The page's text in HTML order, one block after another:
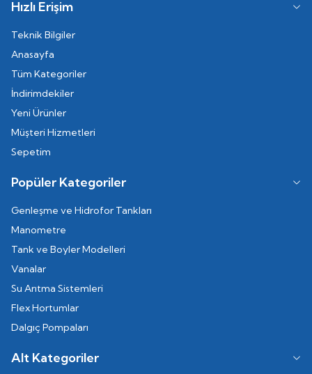
Hızlı Erişim
Teknik Bilgiler
Anasayfa
Tüm Kategoriler
İndirimdekiler
Yeni Ürünler
Müşteri Hizmetleri
Sepetim
Popüler Kategoriler
Genleşme ve Hidrofor Tankları
Manometre
Tank ve Boyler Modelleri
Vanalar
Su Arıtma Sistemleri
Flex Hortumlar
Dalgıç Pompaları
Alt Kategoriler